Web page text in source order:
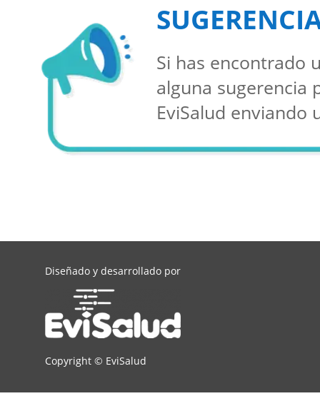
Si has encontrado
alguna sugerencia
EviSalud enviando
Diseñado y desarrollado por
Copyright © EviSalud